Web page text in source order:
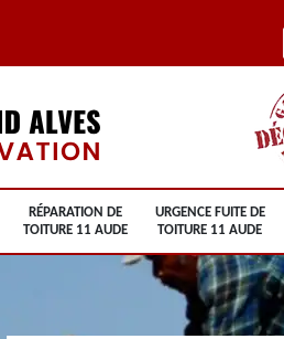
RÉPARATION DE
TOITURE 11 AUDE
URGENCE FUITE DE
TOITURE 11 AUDE